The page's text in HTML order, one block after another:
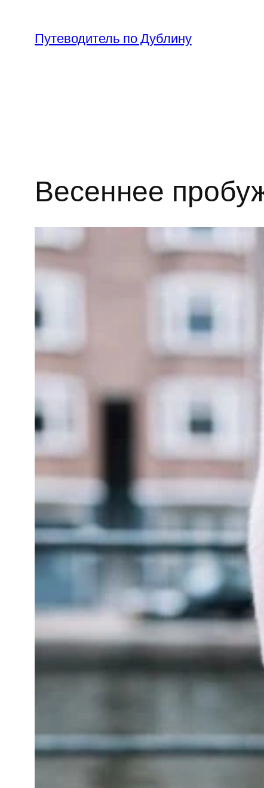
содержимому
Путеводитель по Дублину
Весеннее